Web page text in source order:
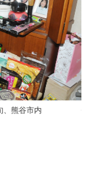
、熊谷市内